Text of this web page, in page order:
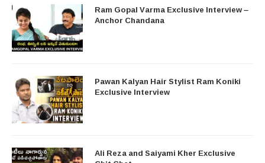
Ram Gopal Varma Exclusive Interview –
Anchor Chandana
Pawan Kalyan Hair Stylist Ram Koniki
Exclusive Interview
Ali Reza and Saiyami Kher Exclusive